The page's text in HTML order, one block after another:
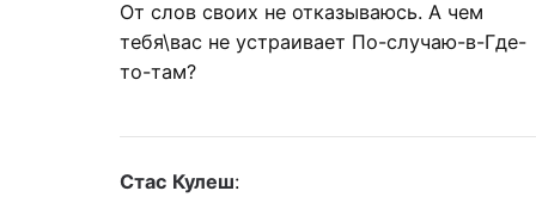
От слов своих не отказываюсь. А чем
тебя\вас не устраивает По-случаю-в-Где-
то-там?
Стас Кулеш: